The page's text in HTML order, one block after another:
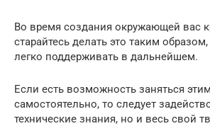
Во время создания окружающей вас
старайтесь делать это таким
легко поддерживать в дальнейшем.
Если есть возможность заняться
самостоятельно, то следует
технические знания, но и весь свой